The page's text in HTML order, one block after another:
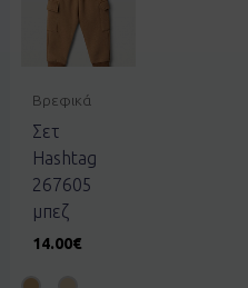
Βρεφικά
Σετ
Hashtag
267605
μπεζ
14.00€